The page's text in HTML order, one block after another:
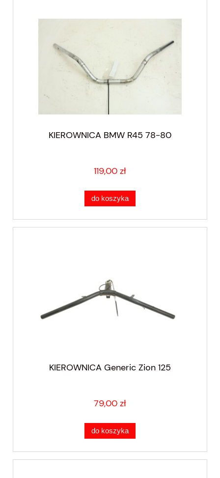
KIEROWNICA BMW R45 78-80
119,00 zł
do koszyka
KIEROWNICA Generic Zion 125
79,00 zł
do koszyka